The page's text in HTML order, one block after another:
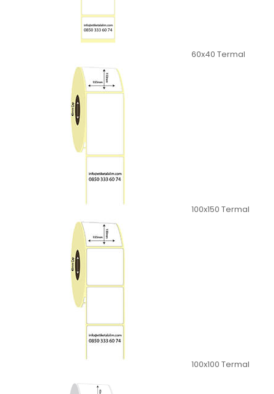
60x40 Termal
100x150 Termal
100x100 Termal